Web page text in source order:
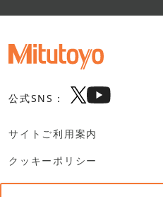
公式SNS：
サイトご利用案内
クッキーポリシー
SNS利用規約